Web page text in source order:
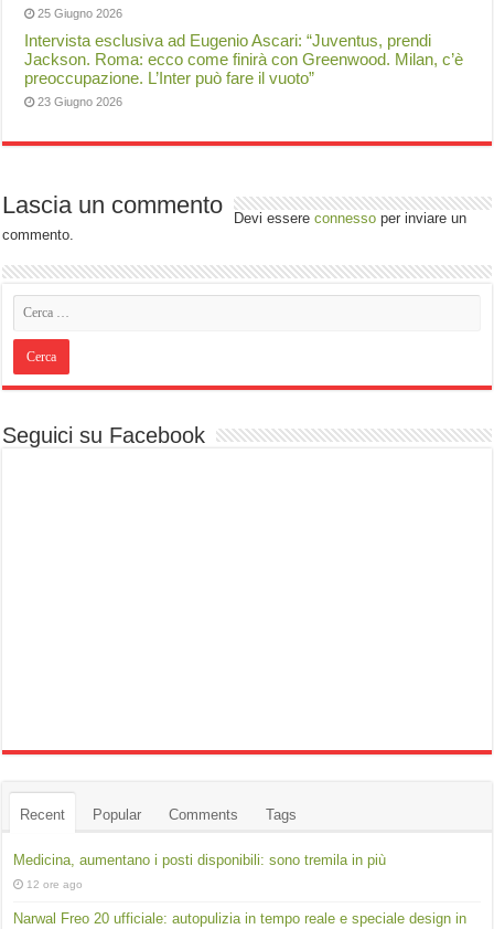
25 Giugno 2026
Intervista esclusiva ad Eugenio Ascari: “Juventus, prendi
Jackson. Roma: ecco come finirà con Greenwood. Milan, c’è
preoccupazione. L’Inter può fare il vuoto”
23 Giugno 2026
Lascia un commento Devi essereconnesso per inviare un
commento.
Seguici su Facebook
Recent Popular Comments Tags
Medicina, aumentano i posti disponibili: sono tremila in più
12 ore ago
Narwal Freo 20 ufficiale: autopulizia in tempo reale e speciale design in